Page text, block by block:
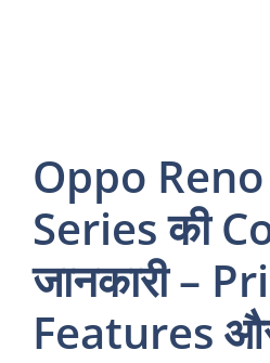
Oppo
Series की
जानकारी –
Features